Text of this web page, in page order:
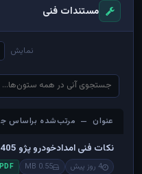
مستندات فنی
نمایش
عنوان — مرتب‌شده براساس
نکات فنی امدادخودرو پژو 405 و پارس و سمند
4 روز پیش 0.55 MB
PDF